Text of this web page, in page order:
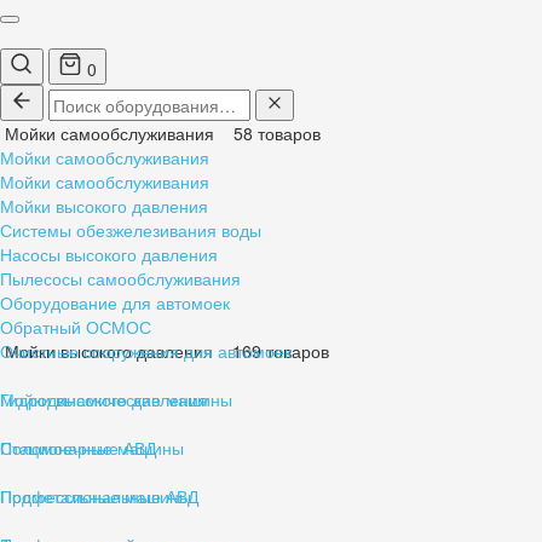
0
Мойки самообслуживания
Мойки высокого давления
Насосы высокого давления
Оборудование для автомоек
Очистные сооружения для автомоек
Гидродинамические машины
Поломоечные машины
Подметальные машины
Мойки самообслуживания
58 товаров
Мойки самообслуживания
Системы обезжелезивания воды
Пылесосы самообслуживания
Обратный ОСМОС
Мойки высокого давления
169 товаров
Мойки высокого давления
Стационарные АВД
Профессиональные АВД